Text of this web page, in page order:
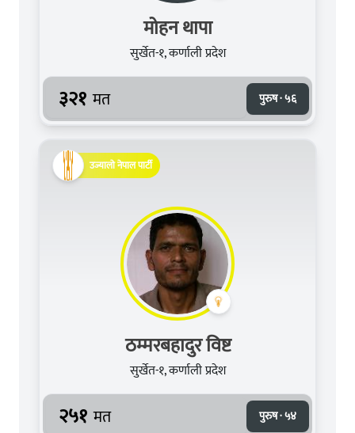
मोहन थापा
सुर्खेत-१, कर्णाली प्रदेश
३२१ मत पुरुष · ५६
उज्यालो नेपाल पार्टी
ठम्मरबहादुर विष्ट
सुर्खेत-१, कर्णाली प्रदेश
२५१ मत पुरुष · ५४